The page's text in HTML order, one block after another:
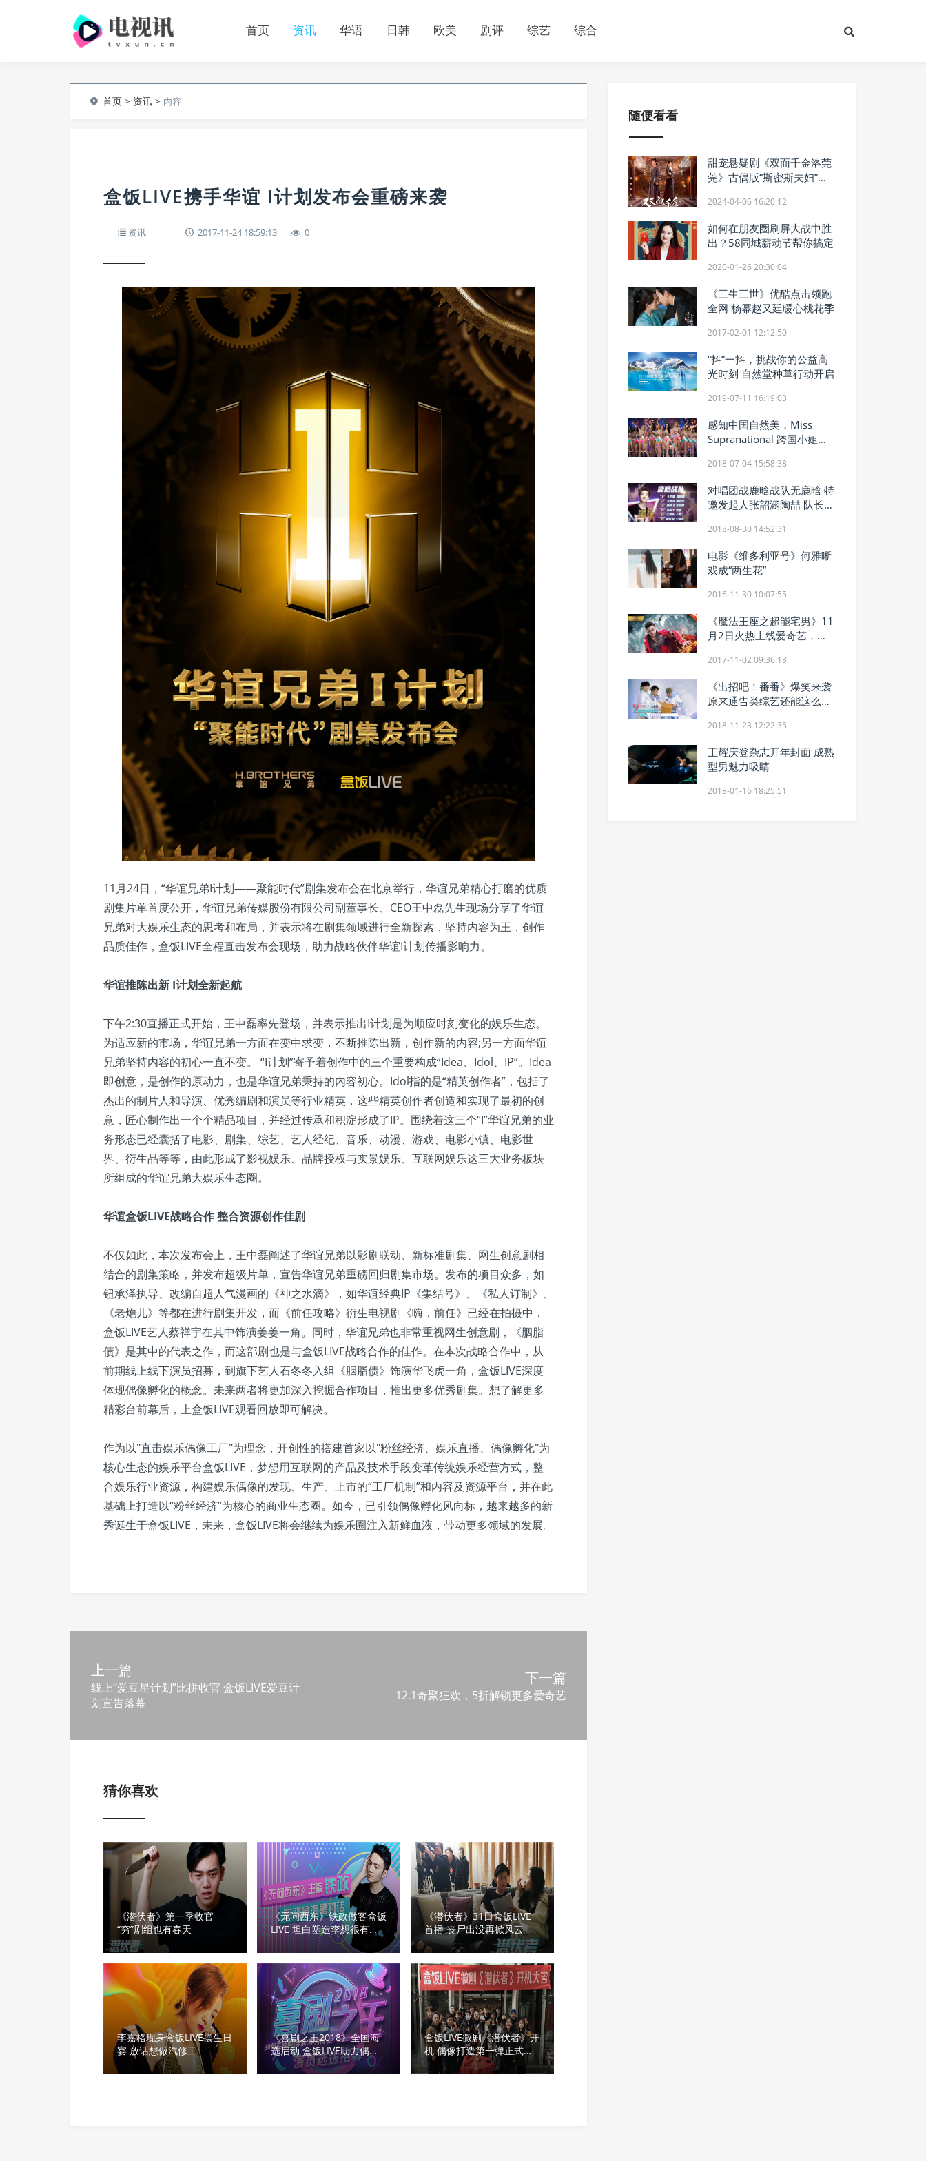
首页 资讯 华语 日韩 欧美 剧评 综艺 综合
首页 > 资讯 > 内容
盒饭LIVE携手华谊 I计划发布会重磅来袭
资讯 2017-11-24 18:59:13 0
11月24日，“华谊兄弟I计划——聚能时代”剧集发布会在北京举行，华谊兄弟精心打磨的优质
剧集片单首度公开，华谊兄弟传媒股份有限公司副董事长、CEO王中磊先生现场分享了华谊
兄弟对大娱乐生态的思考和布局，并表示将在剧集领域进行全新探索，坚持内容为王，创作
品质佳作，盒饭LIVE全程直击发布会现场，助力战略伙伴华谊I计划传播影响力。
华谊推陈出新 I计划全新起航
下午2:30直播正式开始，王中磊率先登场，并表示推出I计划是为顺应时刻变化的娱乐生态。
为适应新的市场，华谊兄弟一方面在变中求变，不断推陈出新，创作新的内容;另一方面华谊
兄弟坚持内容的初心一直不变。 “I计划”寄予着创作中的三个重要构成“Idea、Idol、IP”。Idea
即创意，是创作的原动力，也是华谊兄弟秉持的内容初心。Idol指的是“精英创作者”，包括了
杰出的制片人和导演、优秀编剧和演员等行业精英，这些精英创作者创造和实现了最初的创
意，匠心制作出一个个精品项目，并经过传承和积淀形成了IP。围绕着这三个“I”华谊兄弟的业
务形态已经囊括了电影、剧集、综艺、艺人经纪、音乐、动漫、游戏、电影小镇、电影世
界、衍生品等等，由此形成了影视娱乐、品牌授权与实景娱乐、互联网娱乐这三大业务板块
所组成的华谊兄弟大娱乐生态圈。
华谊盒饭LIVE战略合作 整合资源创作佳剧
不仅如此，本次发布会上，王中磊阐述了华谊兄弟以影剧联动、新标准剧集、网生创意剧相
结合的剧集策略，并发布超级片单，宣告华谊兄弟重磅回归剧集市场。发布的项目众多，如
钮承泽执导、改编自超人气漫画的《神之水滴》，如华谊经典IP《集结号》、《私人订制》、
《老炮儿》等都在进行剧集开发，而《前任攻略》衍生电视剧《嗨，前任》已经在拍摄中，
盒饭LIVE艺人蔡祥宇在其中饰演姜姜一角。同时，华谊兄弟也非常重视网生创意剧，《胭脂
债》是其中的代表之作，而这部剧也是与盒饭LIVE战略合作的佳作。在本次战略合作中，从
前期线上线下演员招募，到旗下艺人石冬冬入组《胭脂债》饰演华飞虎一角，盒饭LIVE深度
体现偶像孵化的概念。未来两者将更加深入挖掘合作项目，推出更多优秀剧集。想了解更多
精彩台前幕后，上盒饭LIVE观看回放即可解决。
作为以"直击娱乐偶像工厂"为理念，开创性的搭建首家以"粉丝经济、娱乐直播、偶像孵化"为
核心生态的娱乐平台盒饭LIVE，梦想用互联网的产品及技术手段变革传统娱乐经营方式，整
合娱乐行业资源，构建娱乐偶像的发现、生产、上市的“工厂机制”和内容及资源平台，并在此
基础上打造以“粉丝经济”为核心的商业生态圈。如今，已引领偶像孵化风向标，越来越多的新
秀诞生于盒饭LIVE，未来，盒饭LIVE将会继续为娱乐圈注入新鲜血液，带动更多领域的发展。
上一篇
线上“爱豆星计划”比拼收官 盒饭LIVE爱豆计
划宣告落幕
下一篇
12.1奇聚狂欢，5折解锁更多爱奇艺
猜你喜欢
《潜伏者》第一季收官
“穷”剧组也有春天
《无问西东》铁政做客盒饭
LIVE 坦白塑造李想很有压
《潜伏者》31日盒饭LIVE
首播 丧尸出没再掀风云
李嘉格现身盒饭LIVE摆生日
宴 放话想做汽修工
《喜剧之王2018》全国海
选启动 盒饭LIVE助力偶像
孵化
盒饭LIVE微剧《潜伏者》开
机 偶像打造第一弹正式起
航
随便看看
甜宠悬疑剧《双面千金洛莞
莞》古偶版“斯密斯夫妇”闯
2024-04-06 16:20:12
如何在朋友圈刷屏大战中胜
出？58同城薪动节帮你搞定
2020-01-26 20:30:04
《三生三世》优酷点击领跑
全网 杨幂赵又廷暖心桃花季
2017-02-01 12:12:50
“抖”一抖，挑战你的公益高
光时刻 自然堂种草行动开启
2019-07-11 16:19:03
感知中国自然美，Miss
Supranational 跨国小姐大
2018-07-04 15:58:38
对唱团战鹿晗战队无鹿晗 特
邀发起人张韶涵陶喆 队长王
2018-08-30 14:52:31
电影《维多利亚号》何雅晰
戏成“两生花”
2016-11-30 10:07:55
《魔法王座之超能宅男》11
月2日火热上线爱奇艺，且
2017-11-02 09:36:18
《出招吧！番番》爆笑来袭
原来通告类综艺还能这么
2018-11-23 12:22:35
王耀庆登杂志开年封面 成熟
型男魅力吸睛
2018-01-16 18:25:51